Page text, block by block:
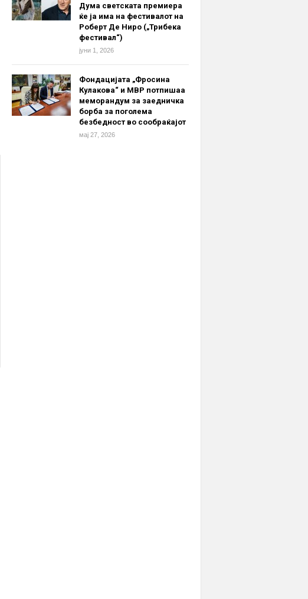
Дума светската премиера
ќе ја има на фестивалот на
Роберт Де Ниро („Трибека
фестивал“)
јуни 1, 2026
Фондацијата „Фросина
Кулакова“ и МВР потпишаа
меморандум за заедничка
борба за поголема
безбедност во сообраќајот
мај 27, 2026